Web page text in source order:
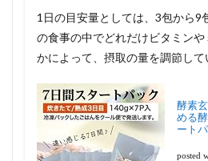
1日の目安量としては、3包から9
の食事の中でどれだけビタミン
かによって、摂取の量を調節して
酵素
める
ート
posted